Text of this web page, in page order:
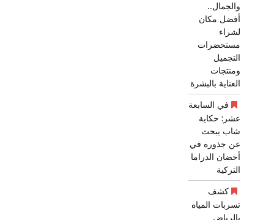
والجمال..
أفضل مكان
لشراء
مستحضرات
التجميل
ومنتجات
العناية بالبشرة
في السابعة
عشر: حكاية
شاب يبحث
عن جذوره في
أحضان الدراما
التركية
كشف
تسربات المياه
بالرياض